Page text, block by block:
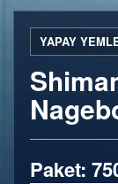
YAPAY
Paket: